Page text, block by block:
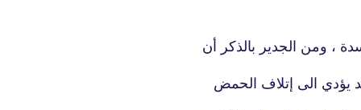
، ومن الجدير بالذكر أن
يؤدي الى إتلاف الحمض